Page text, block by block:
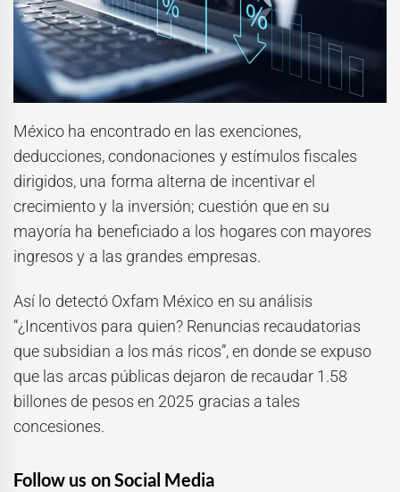
México ha encontrado en las exenciones,
deducciones, condonaciones y estímulos fiscales
dirigidos, una forma alterna de incentivar el
crecimiento y la inversión; cuestión que en su
mayoría ha beneficiado a los hogares con mayores
ingresos y a las grandes empresas.
Así lo detectó Oxfam México en su análisis
“¿Incentivos para quien? Renuncias recaudatorias
que subsidian a los más ricos”, en donde se expuso
que las arcas públicas dejaron de recaudar 1.58
billones de pesos en 2025 gracias a tales
concesiones.
Follow us on Social Media